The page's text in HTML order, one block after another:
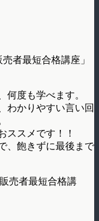
者最短合格講座」
何度も学べます。
わかりやすい言い回
ススメです！！
、飽きずに最後まで
売者最短合格講